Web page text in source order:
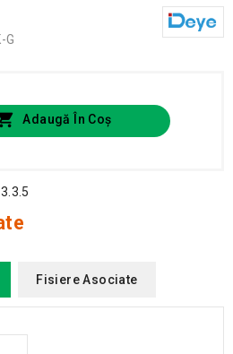
G
Adaugă În Coș
Fisiere Asociate